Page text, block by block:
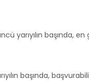
başında, en
başında,